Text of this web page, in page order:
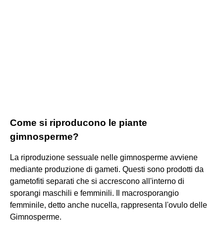
Come si riproducono le piante
gimnosperme?
La riproduzione sessuale nelle gimnosperme avviene
mediante produzione di gameti. Questi sono prodotti da
gametofiti separati che si accrescono all'interno di
sporangi maschili e femminili. Il macrosporangio
femminile, detto anche nucella, rappresenta l'ovulo delle
Gimnosperme.